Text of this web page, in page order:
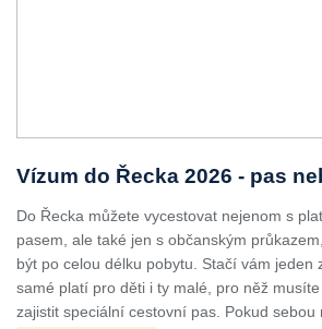
Vízum do Řecka 2026 - pas
Do Řecka můžete vycestovat nejenom s
pasem, ale také jen s občanským
být po celou délku pobytu. Stačí vám jeden
samé platí pro děti i ty malé, pro něž
zajistit speciální cestovní pas. Pokud sebou